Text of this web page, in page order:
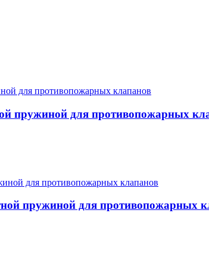
пружиной для противопожарных
пружиной для противопожарных